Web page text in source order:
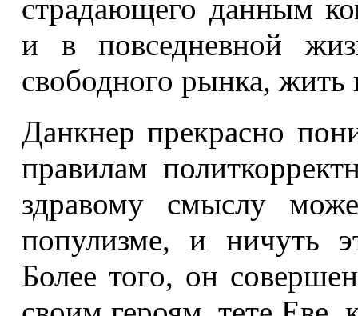
страдающего данным
и в повседневной
свободного рынка, жить
Данкнер прекрасно
правилам
здравому смыслу
популизме, и ничуть
Более того, он